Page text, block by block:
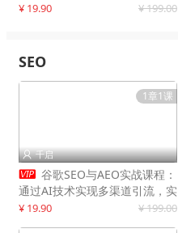
¥ 19.90 ¥ 199.00
SEO
1章1课
 千启
 谷歌SEO与AEO实战课程：
通过AI技术实现多渠道引流，实
现网站流量增长300%
¥ 19.90 ¥ 199.00